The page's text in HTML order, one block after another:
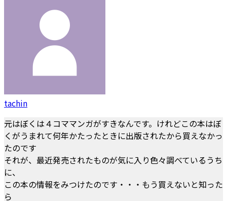
tachin
元はぼくは４コママンガがすきなんです。けれどこの本はぼ
くがうまれて何年かたったときに出版されたから買えなかっ
たのです
それが、最近発売されたものが気に入り色々調べているうち
に、
この本の情報をみつけたのです・・・もう買えないと知った
ら